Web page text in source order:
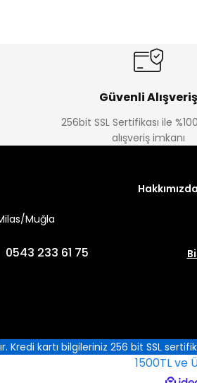
Güvenli Alışveriş
256bit SSL Sertifikası ile
alışveriş imkanı
Muğla
0543 233 61 75
Hakkımızda
Kredi kartı bilgileriniz 256 bit SSL
1500TL ve